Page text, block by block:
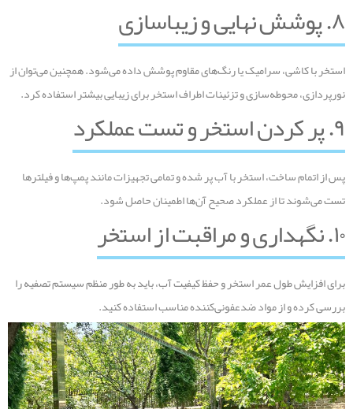
۸. پوشش نهایی و زیباسازی
استخر با کاشی، سرامیک یا رنگ‌های مقاوم پوشش داده می‌شود. همچنین می‌توان از
نورپردازی، محوطه‌سازی و تزئینات اطراف استخر برای زیبایی بیشتر استفاده کرد.
۹. پر کردن استخر و تست عملکرد
پس از اتمام ساخت، استخر با آب پر شده و تمامی تجهیزات مانند پمپ‌ها و فیلترها
تست می‌شوند تا از عملکرد صحیح آن‌ها اطمینان حاصل شود.
۱۰. نگهداری و مراقبت از استخر
برای افزایش طول عمر استخر و حفظ کیفیت آب، باید به طور منظم سیستم تصفیه را
بررسی کرده و از مواد ضدعفونی‌کننده مناسب استفاده کنید.